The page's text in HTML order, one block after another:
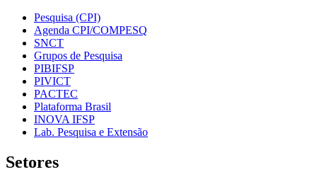
Pesquisa (CPI)
Agenda CPI/COMPESQ
SNCT
Grupos de Pesquisa
PIBIFSP
PIVICT
PACTEC
Plataforma Brasil
INOVA IFSP
Lab. Pesquisa e Extensão
Setores